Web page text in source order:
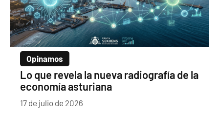
Opinamos
Lo que revela la nueva radiografía de la
economía asturiana
17 de julio de 2026